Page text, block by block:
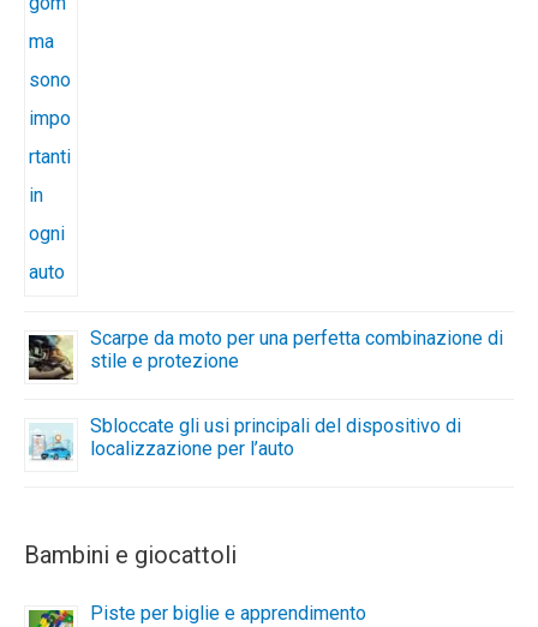
Scarpe da moto per una perfetta combinazione di
stile e protezione
Sbloccate gli usi principali del dispositivo di
localizzazione per l’auto
Bambini e giocattoli
Piste per biglie e apprendimento